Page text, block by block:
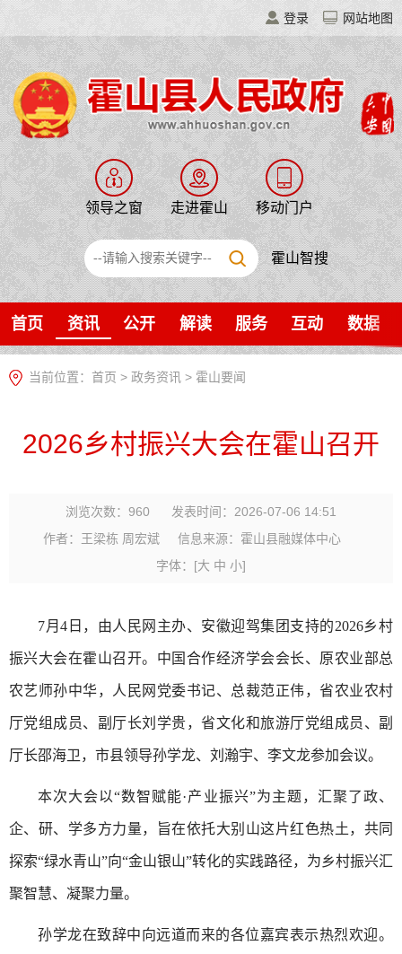
登录 网站地图
领导之窗 走进霍山 移动门户
霍山智搜
首页 资讯 公开 解读 服务 互动 数据
当前位置： 首页 > 政务资讯 > 霍山要闻
2026乡村振兴大会在霍山召开
浏览次数： 960
发表时间：2026-07-06 14:51
作者：王梁栋 周宏斌
信息来源：霍山县融媒体中心
字体： [大 中 小]
7月4日，由人民网主办、安徽迎驾集团支持的2026乡村
振兴大会在霍山召开。中国合作经济学会会长、原农业部总
农艺师孙中华，人民网党委书记、总裁范正伟，省农业农村
厅党组成员、副厅长刘学贵，省文化和旅游厅党组成员、副
厅长邵海卫，市县领导孙学龙、刘瀚宇、李文龙参加会议。
本次大会以“数智赋能·产业振兴”为主题，汇聚了政、
企、研、学多方力量，旨在依托大别山这片红色热土，共同
探索“绿水青山”向“金山银山”转化的实践路径，为乡村振兴汇
聚智慧、凝聚力量。
孙学龙在致辞中向远道而来的各位嘉宾表示热烈欢迎。